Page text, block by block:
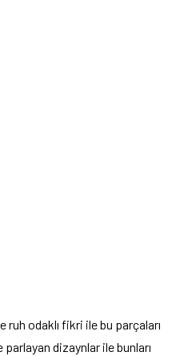
ruh odaklı fikri ile bu parçaları
parlayan dizaynlar ile bunları